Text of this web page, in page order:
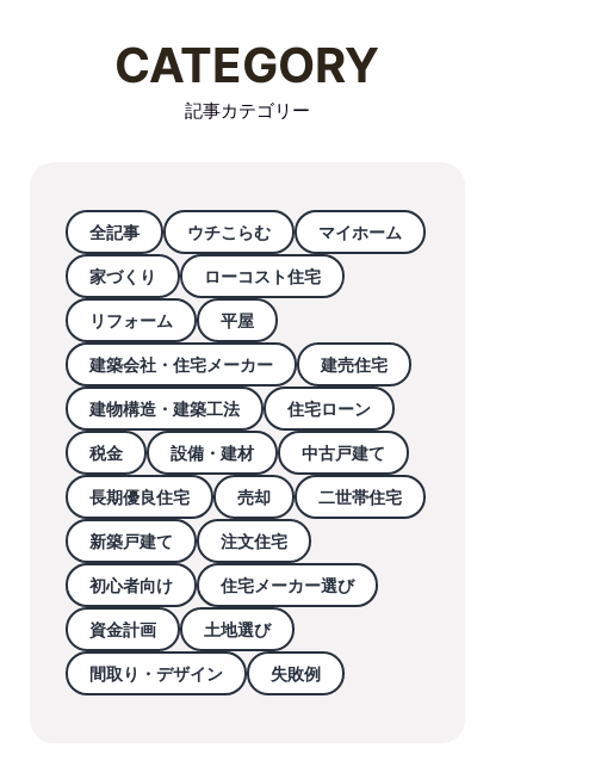
CATEGORY
記事カテゴリー
全記事 ウチこらむ マイホーム
家づくり ローコスト住宅
リフォーム 平屋
建築会社・住宅メーカー 建売住宅
建物構造・建築工法 住宅ローン
税金 設備・建材 中古戸建て
長期優良住宅 売却 二世帯住宅
新築戸建て 注文住宅
初心者向け 住宅メーカー選び
資金計画 土地選び
間取り・デザイン 失敗例